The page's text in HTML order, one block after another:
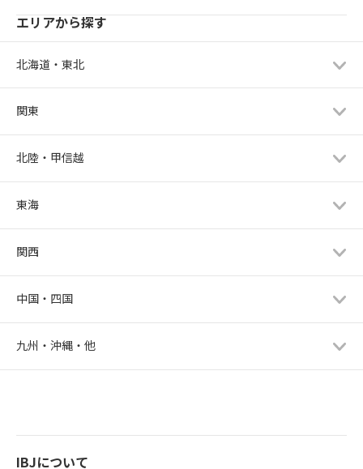
エリアから探す
北海道・東北
関東
北陸・甲信越
東海
関西
中国・四国
九州・沖縄・他
IBJについて